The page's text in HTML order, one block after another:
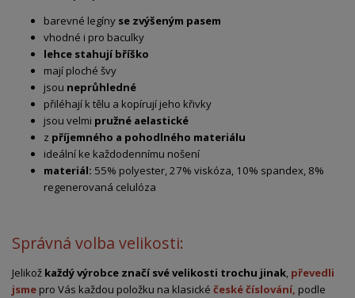
barevné legíny se zvýšeným pasem
vhodné i pro baculky
lehce stahují bříško
mají ploché švy
jsou neprůhledné
přiléhají k tělu a kopírují jeho křivky
jsou velmi pružné aelastické
z příjemného a pohodlného materiálu
ideální ke každodennímu nošení
materiál: 55% polyester, 27% viskóza, 10% spandex, 8%
regenerovaná celulóza
Správná volba velikosti:
Jelikož každý výrobce značí své velikosti trochu jinak, převedli
jsme pro Vás každou položku na klasické české číslování, podle